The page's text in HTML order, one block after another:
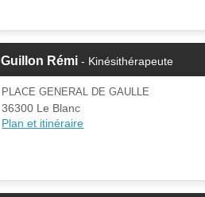
Guillon Rémi - Kinésithérapeute
PLACE GENERAL DE GAULLE
36300 Le Blanc
Plan et itinéraire